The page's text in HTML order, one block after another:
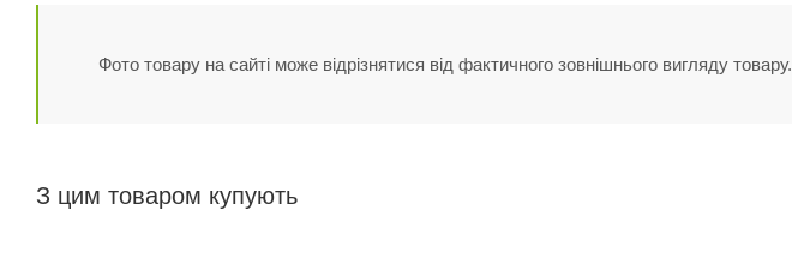
Фото товару на сайті може відрізнятися від фактичного зовнішнього вигляду товару.
З цим товаром купують